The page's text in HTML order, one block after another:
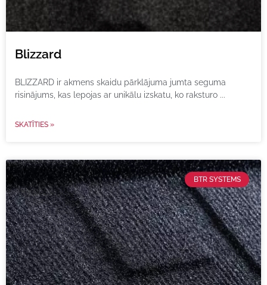
Blizzard
BLIZZARD ir akmens skaidu pārklājuma jumta seguma
risinājums, kas lepojas ar unikālu izskatu, ko raksturo
SKATĪTIES »
BTR SYSTEMS